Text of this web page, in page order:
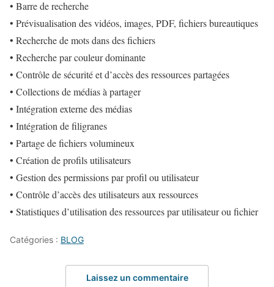
• Barre de recherche
• Prévisualisation des vidéos, images, PDF, fichiers bureautiques
• Recherche de mots dans des fichiers
• Recherche par couleur dominante
• Contrôle de sécurité et d’accès des ressources partagées
• Collections de médias à partager
• Intégration externe des médias
• Intégration de filigranes
• Partage de fichiers volumineux
• Création de profils utilisateurs
• Gestion des permissions par profil ou utilisateur
• Contrôle d’accès des utilisateurs aux ressources
• Statistiques d’utilisation des ressources par utilisateur ou fichier
Catégories : BLOG
Laissez un commentaire